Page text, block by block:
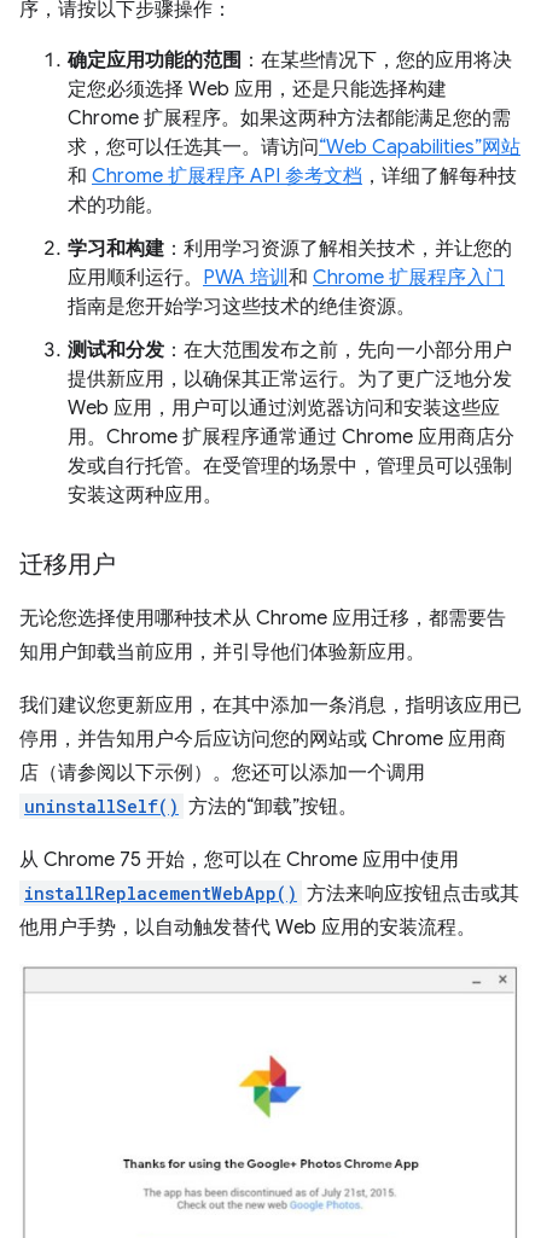
序，请按以下步骤操作：
确定应用功能的范围 ：在某些情况下，您的应用将决
定您必须选择 Web 应用，还是只能选择构建
Chrome 扩展程序。如果这两种方法都能满足您的需
求，您可以任选其一。请访问“Web Capabilities”网站
和 Chrome 扩展程序 API 参考文档 ，详细了解每种技
术的功能。
学习和构建 ：利用学习资源了解相关技术，并让您的
应用顺利运行。 PWA 培训 和 Chrome 扩展程序入门
指南是您开始学习这些技术的绝佳资源。
测试和分发 ：在大范围发布之前，先向一小部分用户
提供新应用，以确保其正常运行。为了更广泛地分发
Web 应用，用户可以通过浏览器访问和安装这些应
用。Chrome 扩展程序通常通过 Chrome 应用商店分
发或自行托管。在受管理的场景中，管理员可以强制
安装这两种应用。
迁移用户
无论您选择使用哪种技术从 Chrome 应用迁移，都需要告
知用户卸载当前应用，并引导他们体验新应用。
我们建议您更新应用，在其中添加一条消息，指明该应用已
停用，并告知用户今后应访问您的网站或 Chrome 应用商
店（请参阅以下示例）。您还可以添加一个调用
uninstallSelf() 方法的“卸载”按钮。
从 Chrome 75 开始，您可以在 Chrome 应用中使用
installReplacementWebApp() 方法来响应按钮点击或其
他用户手势，以自动触发替代 Web 应用的安装流程。